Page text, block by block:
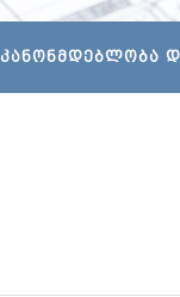
ᲙᲐᲜᲝᲜᲛᲓᲔᲑᲚᲝᲑᲐ